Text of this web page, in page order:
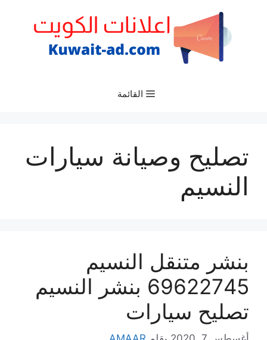
القائمة
تصليح وصيانة سيارات
النسيم
بنشر متنقل النسيم
69622745 بنشر النسيم
تصليح سيارات